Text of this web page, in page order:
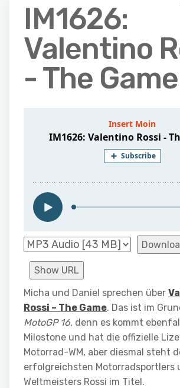
IM1626:
Valentino
- The Game
Show URL
Micha und Daniel sprechen über
Rossi – The Game. Das ist im
MotoGP 16, denn es kommt
Milostone und hat die offizielle
Motorrad-WM, aber diesmal steht
erfolgreichsten Motorradsportlers
Weltmeisters Rossi im Titel.